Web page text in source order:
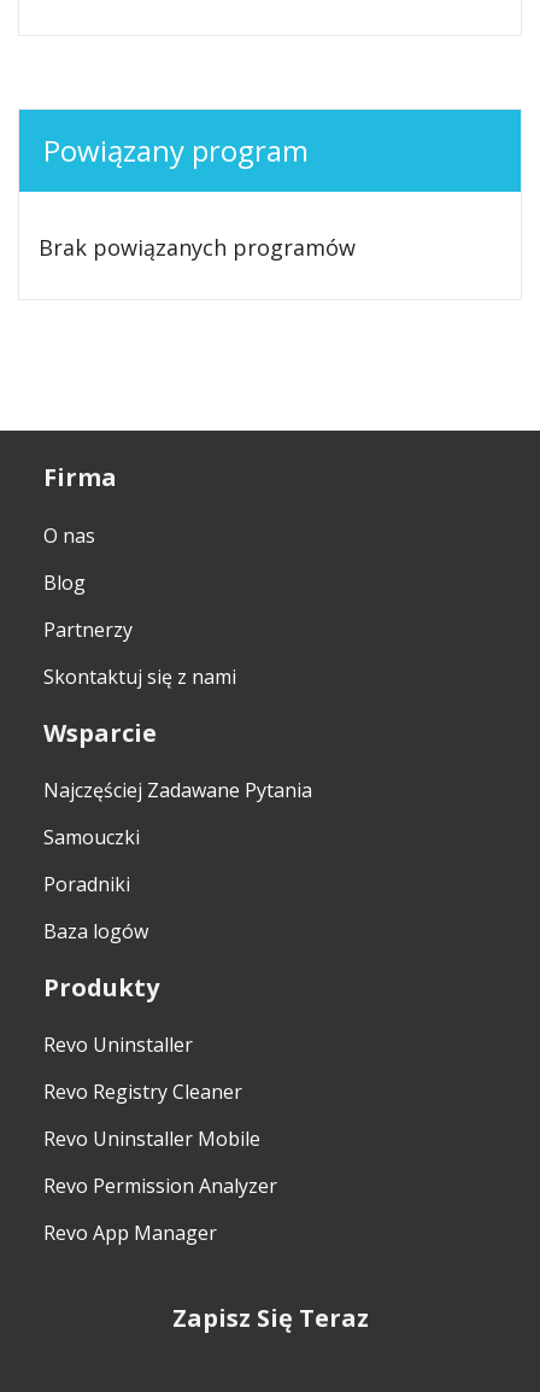
Powiązany program
Brak powiązanych programów
Firma
O nas
Blog
Partnerzy
Skontaktuj się z nami
Wsparcie
Najczęściej Zadawane Pytania
Samouczki
Poradniki
Baza logów
Produkty
Revo Uninstaller
Revo Registry Cleaner
Revo Uninstaller Mobile
Revo Permission Analyzer
Revo App Manager
Zapisz Się Teraz